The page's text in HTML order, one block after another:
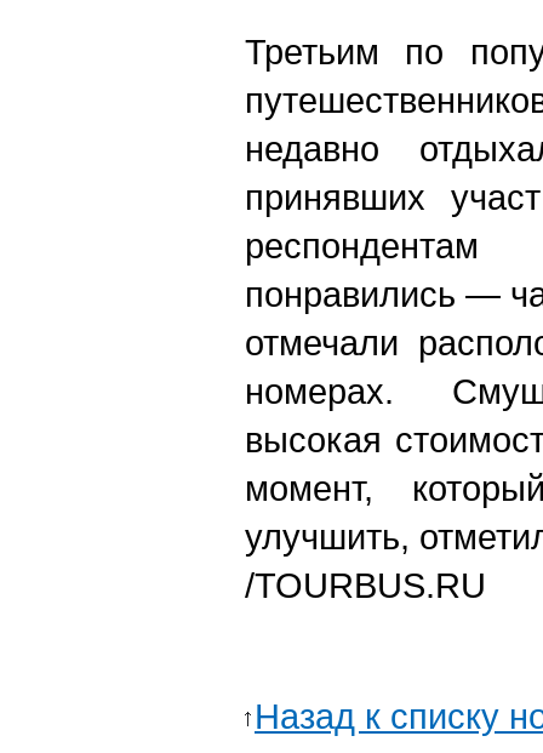
Третьим по
недавно
принявших
респондентам
понравились —
отмечали
номерах.
высокая
момент,
улучшить,
/TOURBUS.RU
Назад к списку